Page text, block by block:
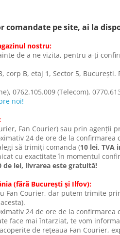
comandate pe site, ai la
nostru:
de a ne vizita, pentru a-ți
corp B, etaj 1, Sector 5,
0762.105.009 (Telecom),
noi!
Fan Courier) sau prin agenții
24 de ore de la confirmarea
să trimiți comanda (10 lei, TVA
cu exactitate în momentul
de lei, livrarea este gratuită!
(fără București și Ilfov):
Fan Courier, dar putem trimite
24 de ore de la
face mai întarziat, te vom
de rețeaua Fan Courier,